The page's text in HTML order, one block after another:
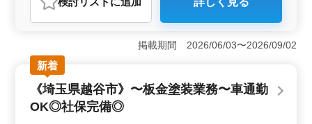
おすすめポイント
＜整備作業を支えるアシスタント業務＞ 車検作業のサ
ポートや洗車、タイヤ交換、故障点検などを担当しま
す。整備経験を活かしながら、現場を支える役割として
働けます。 ＜年間休日121日でメリハリある勤務＞
年間休日121日で、プライベートの時間も確保しやすい環
境です。残業も少なめで、無理なく続けやすい職場で
す。 ＜経験を活かして長く働ける環境＞ 整備経験
掲載期間 2026/06/03〜2026/09/02
新着
《埼玉県越谷市》〜板金塗装業務〜車通勤
OK◎社保完備◎